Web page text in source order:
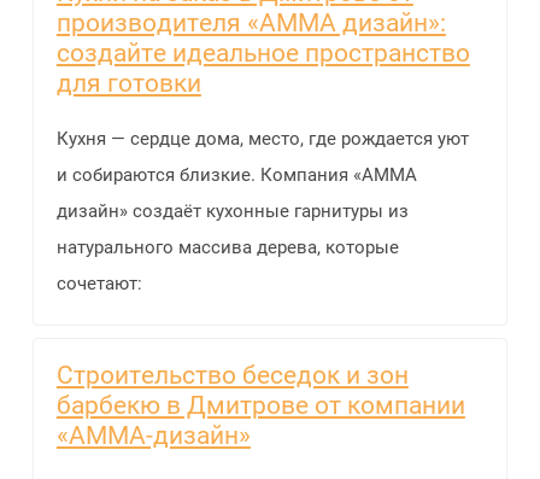
производителя «АММА дизайн»:
создайте идеальное пространство
для готовки
Кухня — сердце дома, место, где рождается уют
и собираются близкие. Компания «АММА
дизайн» создаёт кухонные гарнитуры из
натурального массива дерева, которые
сочетают:
Строительство беседок и зон
барбекю в Дмитрове от компании
«АММА-дизайн»